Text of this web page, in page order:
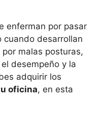
enferman por pasar
cuando desarrollan
malas posturas,
desempeño y la
adquirir los
oficina, en esta